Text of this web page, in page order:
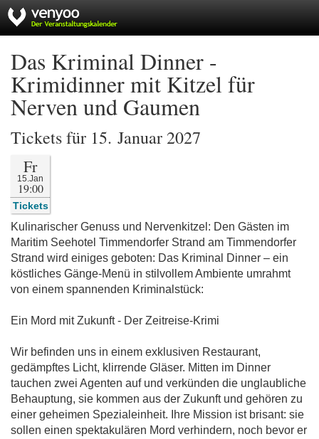
Das Kriminal Dinner -
Krimidinner mit Kitzel für
Nerven und Gaumen
Tickets für 15. Januar 2027
Fr
15.Jan
19:00
Tickets
Kulinarischer Genuss und Nervenkitzel: Den Gästen im
Maritim Seehotel Timmendorfer Strand am Timmendorfer
Strand wird einiges geboten: Das Kriminal Dinner – ein
köstliches Gänge-Menü in stilvollem Ambiente umrahmt
von einem spannenden Kriminalstück:
Ein Mord mit Zukunft - Der Zeitreise-Krimi
Wir befinden uns in einem exklusiven Restaurant,
gedämpftes Licht, klirrende Gläser. Mitten im Dinner
tauchen zwei Agenten auf und verkünden die unglaubliche
Behauptung, sie kommen aus der Zukunft und gehören zu
einer geheimen Spezialeinheit. Ihre Mission ist brisant: sie
sollen einen spektakulären Mord verhindern, noch bevor er